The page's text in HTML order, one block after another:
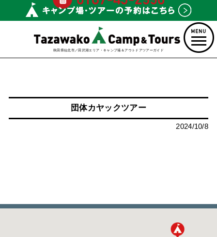
秋田県仙北市／田沢湖エリア・キャンプ場＆アウトドアツアーガイド
団体カヤックツアー
2024/10/8